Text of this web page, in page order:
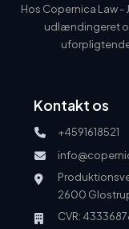
Hos Copernica Law -
udlændingeret
Kontakt os
+4591618521
2600
CVR: